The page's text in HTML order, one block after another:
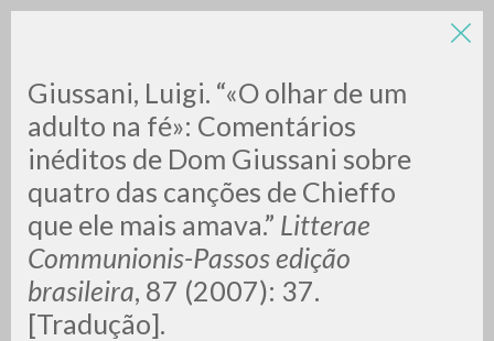
Giussani, Luigi. “«O olhar de um
adulto na fé»: Comentários
inéditos de Dom Giussani sobre
quatro das canções de Chieffo
que ele mais amava.” Litterae
Communionis-Passos edição
brasileira, 87 (2007): 37.
[Tradução].
LUIGI
GIUSSANI
scritti